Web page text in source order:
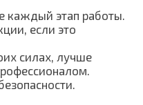
каждый этап работы.
если это
силах, лучше